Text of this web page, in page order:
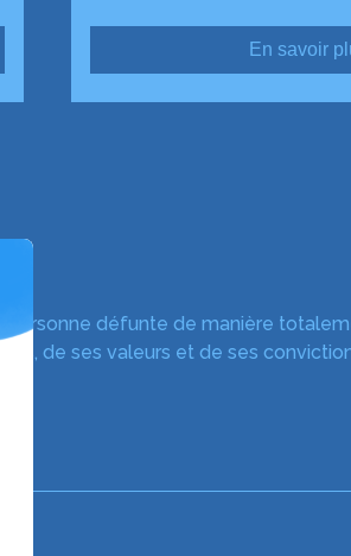
En savoir
personne défunte de manière
de ses valeurs et de ses